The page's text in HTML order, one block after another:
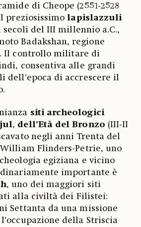
di Cheope (2551-2528
preziosissimolapislazzuli
del III millennio a.C.,
Badakshan, regione
Il controllo militare di
consentiva alle grandi
dell’epoca di accrescere il
siti archeologici
, dell’Età del Bronzo (III-II
negli anni Trenta del
William Flinders-Petrie, uno
egiziana e vicino
importante è
, uno dei maggiori siti
alla civiltà dei Filistei:
Settanta da una missione
della Striscia